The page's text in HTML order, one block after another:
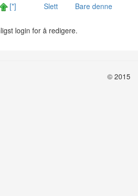
[*] Slett Bare denne
login for å redigere.
© 2015